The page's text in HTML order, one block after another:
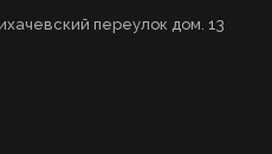
переулок дом. 13